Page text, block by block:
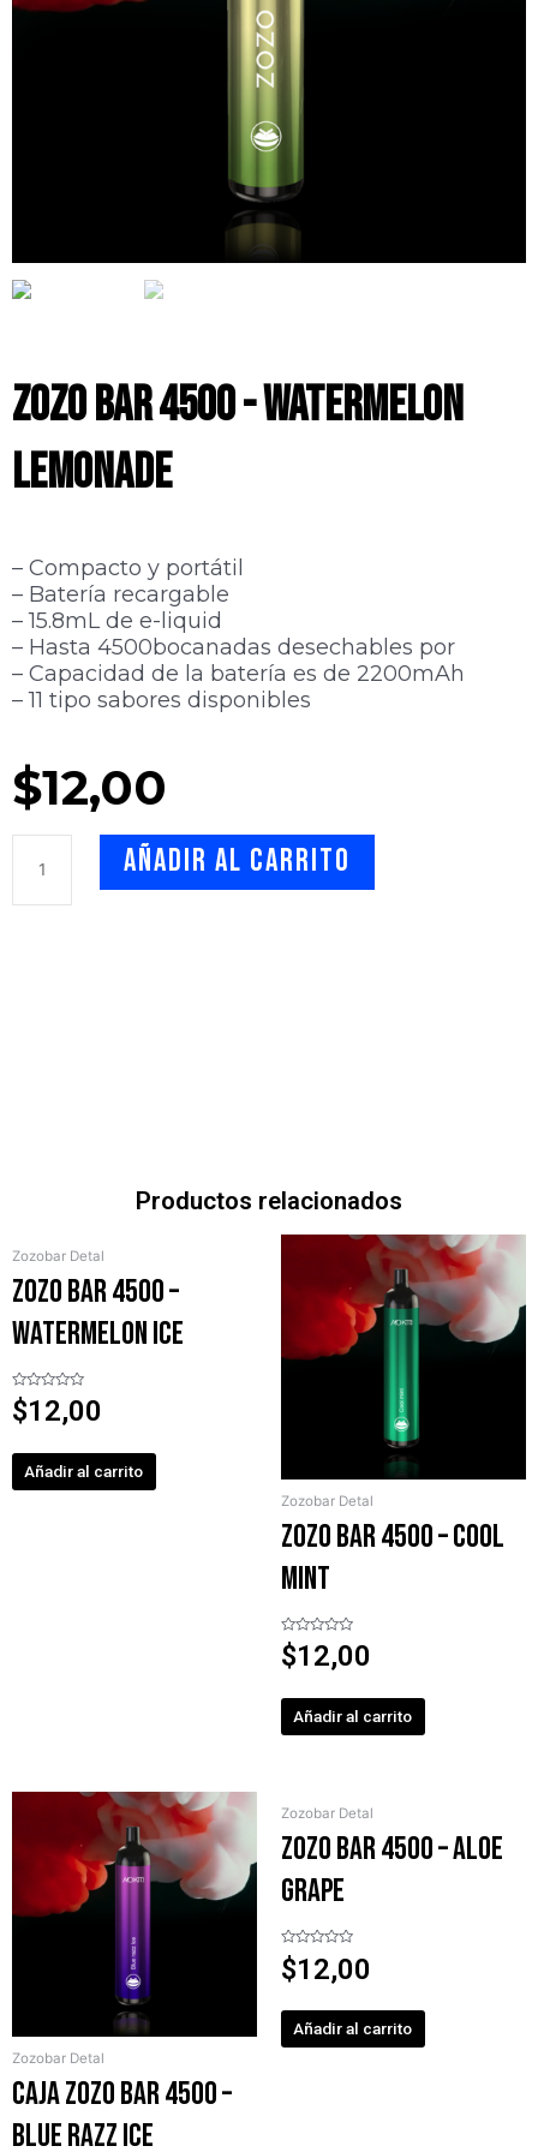
ZOZO BAR 4500 - Watermelon
Lemonade
– Compacto y portátil
– Batería recargable
– 15.8mL de e-liquid
– Hasta 4500bocanadas desechables por
– Capacidad de la batería es de 2200mAh
– 11 tipo sabores disponibles
$12,00
BAR
4500
Añadir al carrito
Productos relacionados
Zozobar Detal
ZOZO BAR 4500 –
Watermelon Ice
Valorado
en
5
$12,00
Añadir al carrito
Zozobar Detal
ZOZO BAR 4500 – Cool
Mint
Valorado
en
5
$12,00
Añadir al carrito
Zozobar Detal
Caja ZOZO BAR 4500 –
Blue Razz Ice
Zozobar Detal
ZOZO BAR 4500 – Aloe
Grape
Valorado
en
0
5
$12,00
Añadir al carrito